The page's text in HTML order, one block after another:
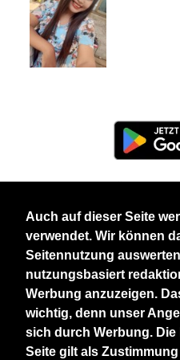
Auch auf dieser Seite
verwendet. Wir können
Seitennutzung
nutzungsbasiert
Werbung anzuzeigen.
wichtig, denn unser
sich durch Werbung. Die
Seite gilt als
Datenschutzerklärung
Nehmen Sie Kontakt mit
Unsere
BlackAndBeauties